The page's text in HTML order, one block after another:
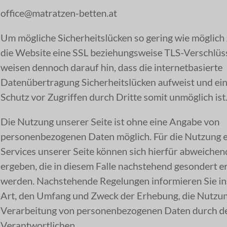
office@matratzen-betten.at
Um mögliche Sicherheitslücken so gering wie
die Website eine SSL beziehungsweise TLS-
weisen dennoch darauf hin, dass die internetbasierte
Datenübertragung Sicherheitslücken aufweist und
Schutz vor Zugriffen durch Dritte somit unmöglich ist.
Die Nutzung unserer Seite ist ohne eine Angabe von
personenbezogenen Daten möglich. Für die Nutzung
Services unserer Seite können sich hierfür
ergeben, die in diesem Falle nachstehend gesondert
werden. Nachstehende Regelungen informieren Sie
Art, den Umfang und Zweck der Erhebung, die
Verarbeitung von personenbezogenen Daten durch